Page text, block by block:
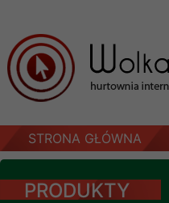
STRONA GŁÓWNA
PRODUKTY